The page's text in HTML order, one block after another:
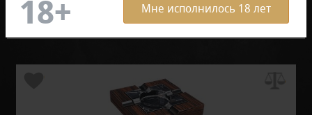
Мне исполнилось 18 лет
Фильтр По умолчанию